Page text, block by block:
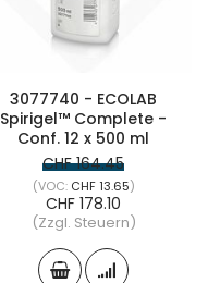
3077740 - ECOLAB
Spirigel™ Complete -
Conf. 12 x 500 ml
CHF 164.45
CHF 13.65
CHF 178.10
(Zzgl. Steuern)